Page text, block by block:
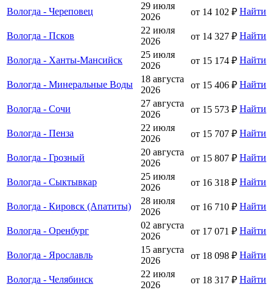
Вологда - Череповец
29 июля
2026
от 14 102 ₽ Найти
Вологда - Псков
22 июля
2026
от 14 327 ₽ Найти
Вологда - Ханты-Мансийск
25 июля
2026
от 15 174 ₽ Найти
Вологда - Минеральные Воды
18 августа
2026
от 15 406 ₽ Найти
Вологда - Сочи
27 августа
2026
от 15 573 ₽ Найти
Вологда - Пенза
22 июля
2026
от 15 707 ₽ Найти
Вологда - Грозный
20 августа
2026
от 15 807 ₽ Найти
Вологда - Сыктывкар
25 июля
2026
от 16 318 ₽ Найти
Вологда - Кировск (Апатиты)
28 июля
2026
от 16 710 ₽ Найти
Вологда - Оренбург
02 августа
2026
от 17 071 ₽ Найти
Вологда - Ярославль
15 августа
2026
от 18 098 ₽ Найти
Вологда - Челябинск
22 июля
2026
от 18 317 ₽ Найти